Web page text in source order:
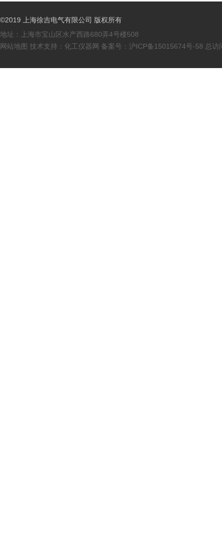
©2019 上海徐吉电气有限公司 版权所有
地址：上海市宝山区水产西路680弄4号楼508
网站地图 技术支持： 化工仪器网 备案号： 沪ICP备15015674号-58 总访